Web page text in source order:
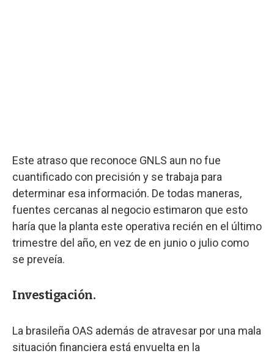
Este atraso que reconoce GNLS aun no fue
cuantificado con precisión y se trabaja para
determinar esa información. De todas maneras,
fuentes cercanas al negocio estimaron que esto
haría que la planta este operativa recién en el último
trimestre del año, en vez de en junio o julio como
se preveía.
Investigación.
La brasileña OAS además de atravesar por una mala
situación financiera está envuelta en la